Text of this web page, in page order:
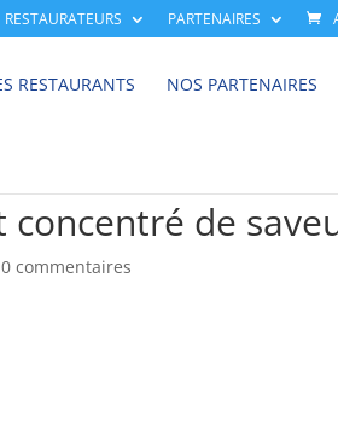
RESTAURATEURS PARTENAIRES
RESTAURANTS NOS PARTENAIRES
de
0 commentaires